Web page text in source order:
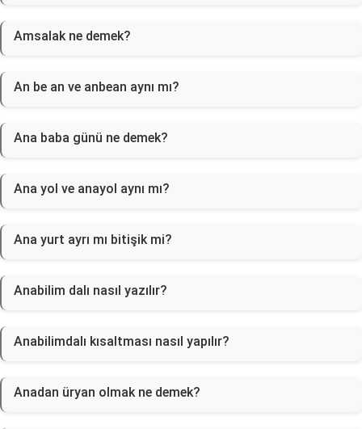
Amsalak ne demek?
An be an ve anbean aynı mı?
Ana baba günü ne demek?
Ana yol ve anayol aynı mı?
Ana yurt ayrı mı bitişik mi?
Anabilim dalı nasıl yazılır?
Anabilimdalı kısaltması nasıl yapılır?
Anadan üryan olmak ne demek?